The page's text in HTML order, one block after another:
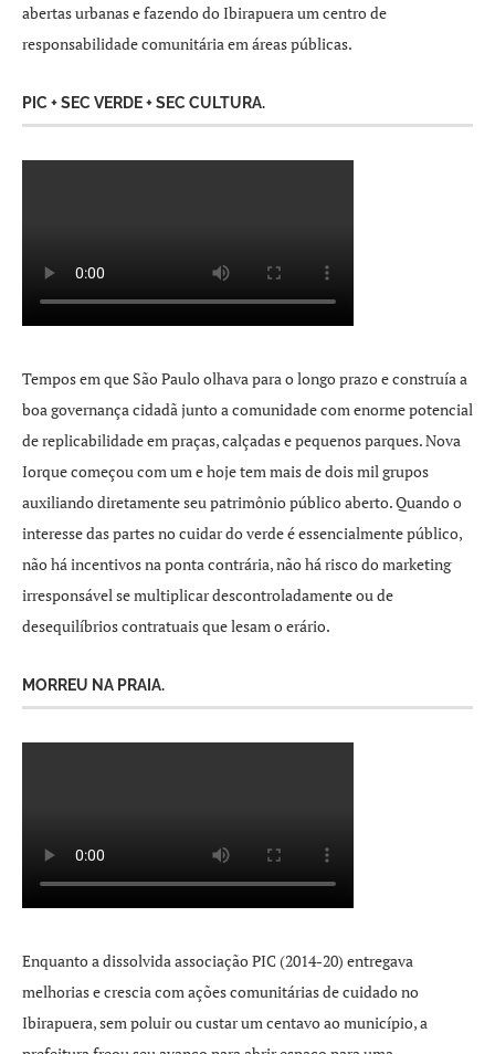
abertas urbanas e fazendo do Ibirapuera um centro de
responsabilidade comunitária em áreas públicas.
PIC + SEC VERDE + SEC CULTURA.
Tempos em que São Paulo olhava para o longo prazo e construía a
boa governança cidadã junto a comunidade com enorme potencial
de replicabilidade em praças, calçadas e pequenos parques. Nova
Iorque começou com um e hoje tem mais de dois mil grupos
auxiliando diretamente seu patrimônio público aberto. Quando o
interesse das partes no cuidar do verde é essencialmente público,
não há incentivos na ponta contrária, não há risco do marketing
irresponsável se multiplicar descontroladamente ou de
desequilíbrios contratuais que lesam o erário.
MORREU NA PRAIA.
Enquanto a dissolvida associação PIC (2014-20) entregava
melhorias e crescia com ações comunitárias de cuidado no
Ibirapuera, sem poluir ou custar um centavo ao município, a